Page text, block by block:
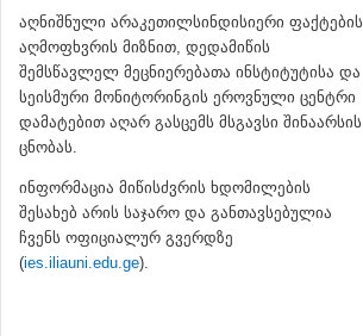
აღნიშნული არაკეთილსინდისიერი ფაქტების
აღმოფხვრის მიზნით, დედამიწის
შემსწავლელ მეცნიერებათა ინსტიტუტისა და
სეისმური მონიტორინგის ეროვნული ცენტრი
დამატებით აღარ გასცემს მსგავსი შინაარსის
ცნობას.
ინფორმაცია მიწისძვრის ხდომილების
შესახებ არის საჯარო და განთავსებულია
ჩვენს ოფიციალურ გვერდზე
(ies.iliauni.edu.ge).